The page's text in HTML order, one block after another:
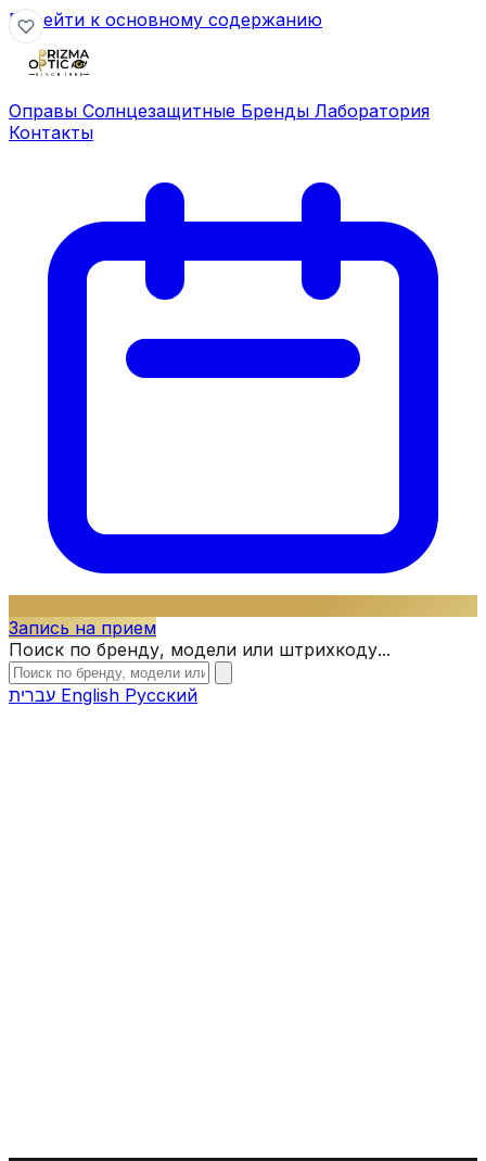
Перейти к основному содержанию
Оправы Солнцезащитные Бренды Лаборатория
Контакты
Запись на прием
Поиск по бренду, модели или штрихкоду...
English Русский